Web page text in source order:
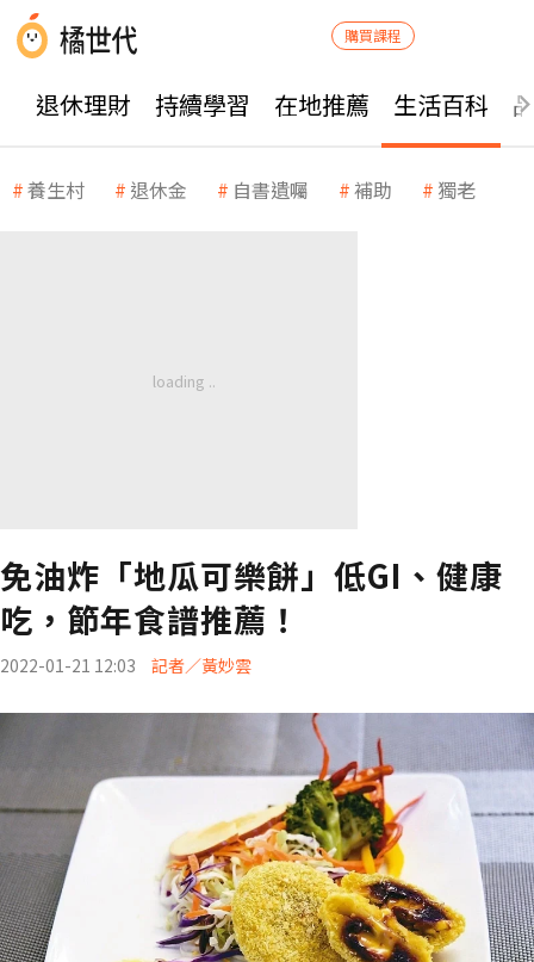
購買課程
退休理財 持續學習 在地推薦 生活百科
養生村 退休金 自書遺囑 補助 獨老
免油炸「地瓜可樂餅」低GI、健康
吃，節年食譜推薦！
2022-01-21 12:03 記者／黃妙雲